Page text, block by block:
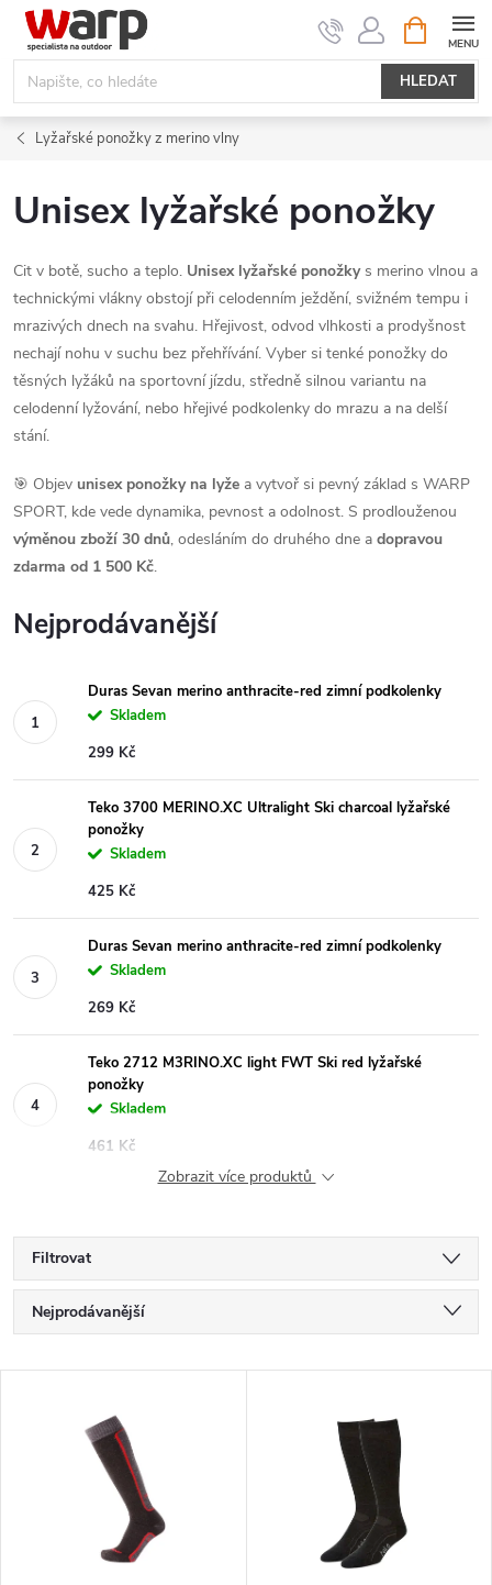
Přejít
obsah
HLEDAT
NÁKUPNÍ
KOŠÍK
Lyžařské ponožky z merino vlny
Unisex lyžařské ponožky
Cit v botě, sucho a teplo. Unisex lyžařské ponožkys merino vlnou a
technickými vlákny obstojí při celodenním ježdění, svižném tempu i
mrazivých dnech na svahu. Hřejivost, odvod vlhkosti a prodyšnost
nechají nohu v suchu bez přehřívání. Vyber si tenké ponožky do
těsných lyžáků na sportovní jízdu, středně silnou variantu na
celodenní lyžování, nebo hřejivé podkolenky do mrazu a na delší
stání.
🎯 Objev unisex ponožky na lyže a vytvoř si pevný základ s WARP
SPORT, kde vede dynamika, pevnost a odolnost. S prodlouženou
výměnou zboží 30 dnů, odesláním do druhého dne a dopravou
zdarma od 1 500 Kč.
Nejprodávanější
Duras Sevan merino anthracite-red zimní podkolenky
Skladem
299 Kč
Teko 3700 MERINO.XC Ultralight Ski charcoal lyžařské
ponožky
Skladem
425 Kč
Duras Sevan merino anthracite-red zimní podkolenky
Skladem
269 Kč
Teko 2712 M3RINO.XC light FWT Ski red lyžařské
ponožky
Skladem
461 Kč
Zobrazit více produktů
Filtrovat
Ř
a
Nejprodávanější
Abecedně